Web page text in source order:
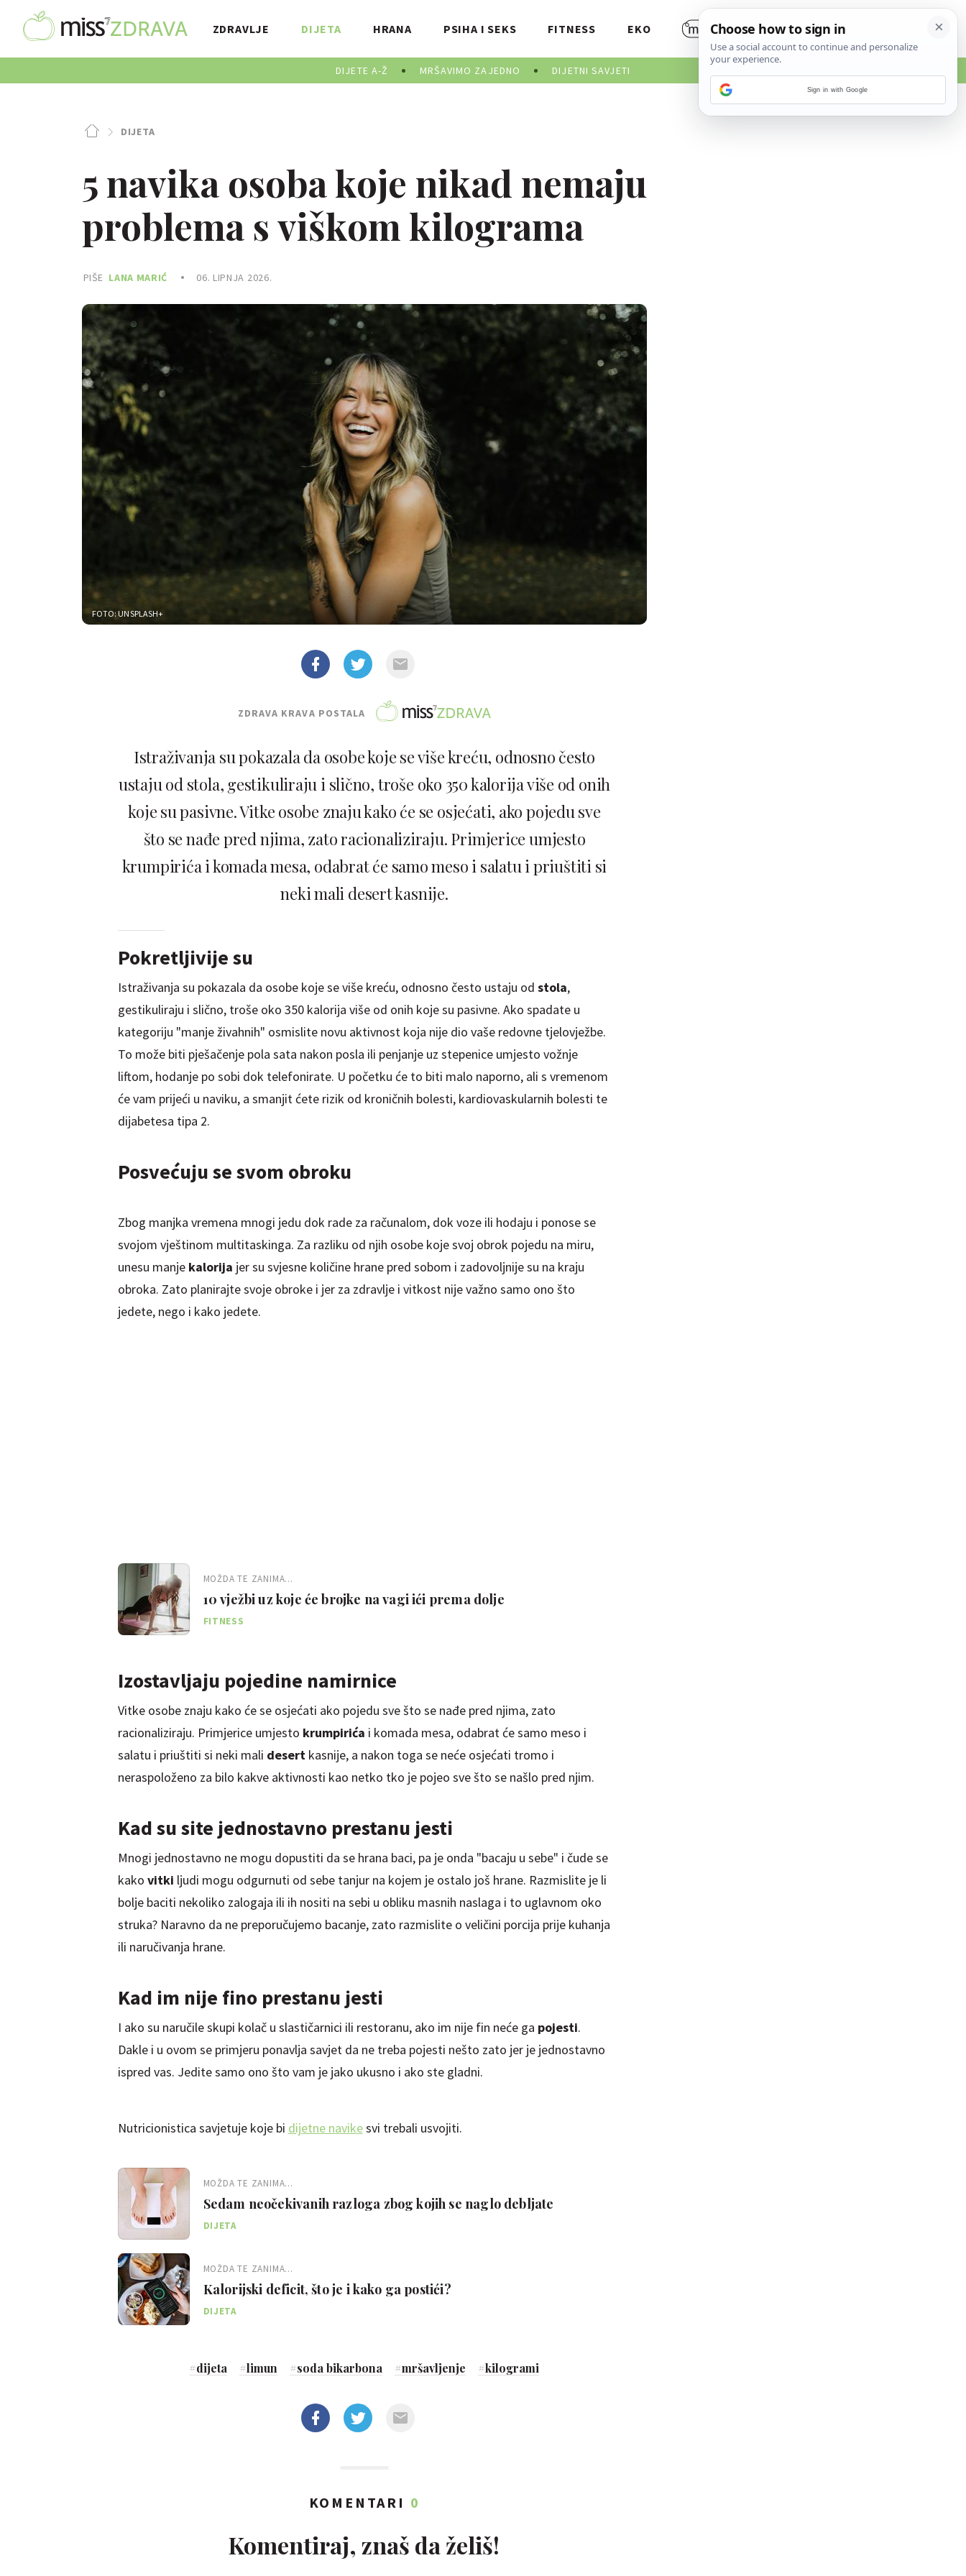
ZDRAVLJE DIJETA
DIJETE A-Ž MRŠAVIMO ZAJEDNO DIJETNI SAVJETI
HRANA PSIHA I SEKS FITNESS EKO
DIJETA
5 navika osoba koje nikad nemaju
problema s viškom kilograma
PIŠE LANA MARIĆ 06. LIPNJA 2026.
FOTO: UNSPLASH+
ZDRAVA KRAVA POSTALA
Istraživanja su pokazala da osobe koje se više kreću, odnosno često
ustaju od stola, gestikuliraju i slično, troše oko 350 kalorija više od onih
koje su pasivne. Vitke osobe znaju kako će se osjećati, ako pojedu sve
što se nađe pred njima, zato racionaliziraju. Primjerice umjesto
krumpirića i komada mesa, odabrat će samo meso i salatu i priuštiti si
neki mali desert kasnije.
Pokretljivije su
Istraživanja su pokazala da osobe koje se više kreću, odnosno često ustaju od stola,
gestikuliraju i slično, troše oko 350 kalorija više od onih koje su pasivne. Ako spadate u
kategoriju "manje živahnih" osmislite novu aktivnost koja nije dio vaše redovne tjelovježbe.
To može biti pješačenje pola sata nakon posla ili penjanje uz stepenice umjesto vožnje
liftom, hodanje po sobi dok telefonirate. U početku će to biti malo naporno, ali s vremenom
će vam prijeći u naviku, a smanjit ćete rizik od kroničnih bolesti, kardiovaskularnih bolesti te
dijabetesa tipa 2.
Posvećuju se svom obroku
Zbog manjka vremena mnogi jedu dok rade za računalom, dok voze ili hodaju i ponose se
svojom vještinom multitaskinga. Za razliku od njih osobe koje svoj obrok pojedu na miru,
unesu manje kalorija jer su svjesne količine hrane pred sobom i zadovoljnije su na kraju
obroka. Zato planirajte svoje obroke i jer za zdravlje i vitkost nije važno samo ono što
jedete, nego i kako jedete.
MOŽDA TE ZANIMA...
10 vježbi uz koje će brojke na vagi ići prema dolje
FITNESS
Izostavljaju pojedine namirnice
Vitke osobe znaju kako će se osjećati ako pojedu sve što se nađe pred njima, zato
racionaliziraju. Primjerice umjesto krumpirića i komada mesa, odabrat će samo meso i
salatu i priuštiti si neki mali desert kasnije, a nakon toga se neće osjećati tromo i
neraspoloženo za bilo kakve aktivnosti kao netko tko je pojeo sve što se našlo pred njim.
Kad su site jednostavno prestanu jesti
Mnogi jednostavno ne mogu dopustiti da se hrana baci, pa je onda "bacaju u sebe" i čude se
kako vitki ljudi mogu odgurnuti od sebe tanjur na kojem je ostalo još hrane. Razmislite je li
bolje baciti nekoliko zalogaja ili ih nositi na sebi u obliku masnih naslaga i to uglavnom oko
struka? Naravno da ne preporučujemo bacanje, zato razmislite o veličini porcija prije kuhanja
ili naručivanja hrane.
Kad im nije fino prestanu jesti
I ako su naručile skupi kolač u slastičarnici ili restoranu, ako im nije fin neće ga pojesti.
Dakle i u ovom se primjeru ponavlja savjet da ne treba pojesti nešto zato jer je jednostavno
ispred vas. Jedite samo ono što vam je jako ukusno i ako ste gladni.
Nutricionistica savjetuje koje bi dijetne navikesvi trebali usvojiti.
MOŽDA TE ZANIMA...
Sedam neočekivanih razloga zbog kojih se naglo debljate
DIJETA
MOŽDA TE ZANIMA...
Kalorijski deficit, što je i kako ga postići?
DIJETA
#dijeta #limun #soda bikarbona #mršavljenje #kilogrami
KOMENTARI 0
Komentiraj, znaš da želiš!
Sign in with Google